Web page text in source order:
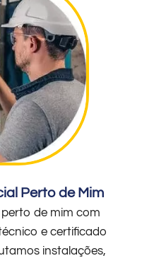
Perto de Mim
de mim com
e certificado
instalações,